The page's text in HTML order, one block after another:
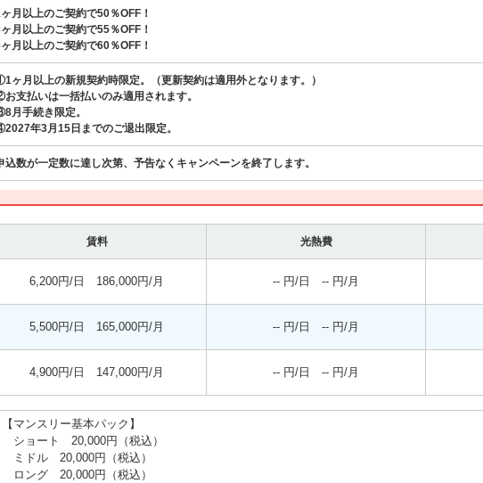
月以上のご契約で50％OFF！
月以上のご契約で55％OFF！
月以上のご契約で60％OFF！
ヶ月以上の新規契約時限定。（更新契約は適用外となります。）
支払いは一括払いのみ適用されます。
月手続き限定。
年3月15日までのご退出限定。
込数が一定数に達し次第、予告なくキャンペーンを終了します。
賃料 光熱費
6,200円/日 186,000円/月 -- 円/日 -- 円/月
5,500円/日 165,000円/月 -- 円/日 -- 円/月
4,900円/日 147,000円/月 -- 円/日 -- 円/月
【マンスリー基本パック】
ショート 20,000円（税込）
ミドル 20,000円（税込）
ロング 20,000円（税込）